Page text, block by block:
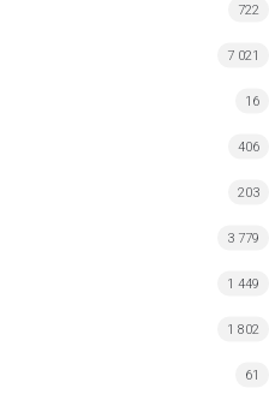
722
7 021
16
406
203
3 779
1 449
1 802
61